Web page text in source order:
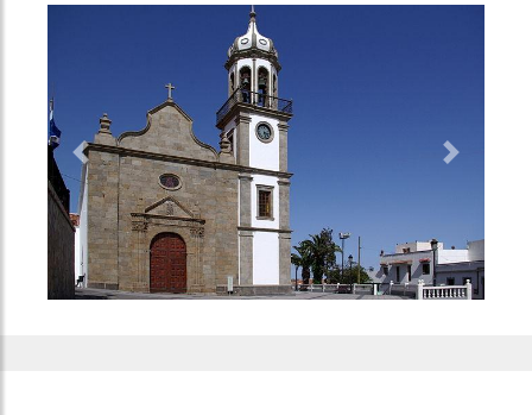
Previous Next